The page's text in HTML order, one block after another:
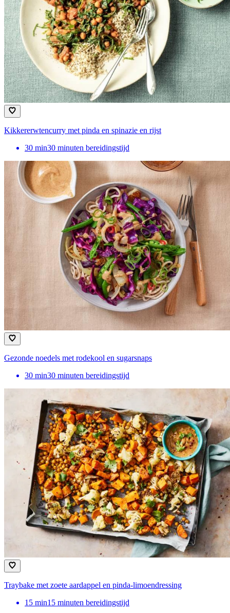
Kikkererwtencurry met pinda en spinazie en rijst
30 min30 minuten bereidingstijd
Gezonde noedels met rodekool en sugarsnaps
30 min30 minuten bereidingstijd
Traybake met zoete aardappel en pinda-limoendressing
15 min15 minuten bereidingstijd